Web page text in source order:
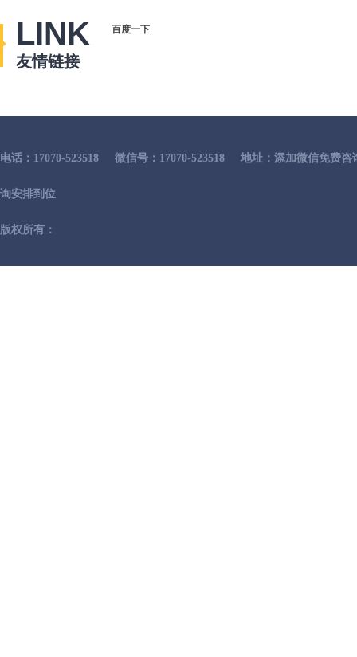
LINK
友情链接
百度一下
电话：17070-523518 微信号：17070-523518 地址：添加微信免费
询安排到位
版权所有：